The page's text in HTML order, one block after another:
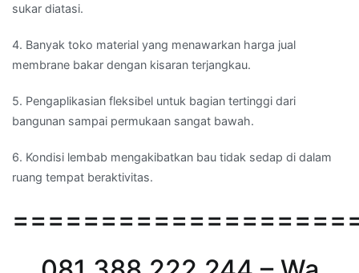
sukar diatasi.
4. Banyak toko material yang menawarkan harga jual
membrane bakar dengan kisaran terjangkau.
5. Pengaplikasian fleksibel untuk bagian tertinggi dari
bangunan sampai permukaan sangat bawah.
6. Kondisi lembab mengakibatkan bau tidak sedap di dalam
ruang tempat beraktivitas.